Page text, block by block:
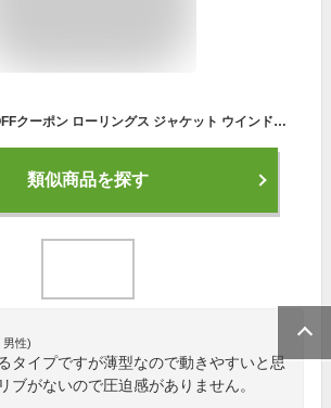
65％OFF 最大10％OFFクーポン ローリングス ジャケット ウインドブレーカー 大人 薄中綿 ブラックレーベル BLACK LABEL AOS10F01 野球ウェア トップス アウター フルジップ メンズ 一般用 トレーニング 防寒
類似商品を探す
男性)
タイプですが薄型なので動きやすいと思
ブがないので圧迫感がありません。